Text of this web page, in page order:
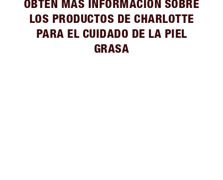
OBTÉN MÁS INFORMACIÓN SOBRE
LOS PRODUCTOS DE CHARLOTTE
PARA EL CUIDADO DE LA PIEL
GRASA